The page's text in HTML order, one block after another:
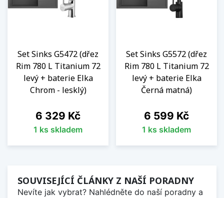
Set Sinks G5472 (dřez
Rim 780 L Titanium 72
levý + baterie Elka
Chrom - lesklý)
Cena
6 329 Kč
1 ks skladem
Set Sinks G5572 (dřez
Rim 780 L Titanium 72
levý + baterie Elka
Černá matná)
Cena
6 599 Kč
1 ks skladem
SOUVISEJÍCÍ ČLÁNKY Z NAŠÍ PORADNY
Nevíte jak vybrat? Nahlédněte do naší poradny a